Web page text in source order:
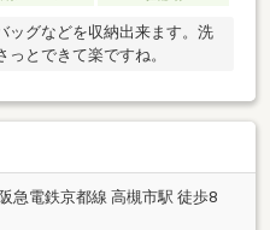
ッグなどを収納出来ます。洗
とできて楽ですね。
阪急電鉄京都線 高槻市駅 徒歩8